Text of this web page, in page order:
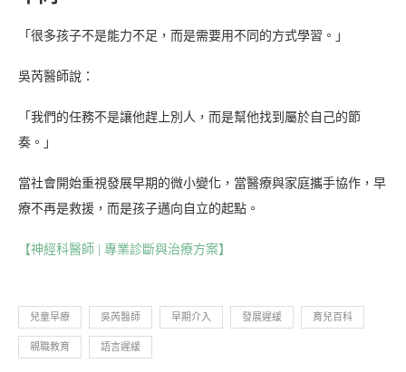
「很多孩子不是能力不足，而是需要用不同的方式學習。」
吳芮醫師說：
「我們的任務不是讓他趕上別人，而是幫他找到屬於自己的節
奏。」
當社會開始重視發展早期的微小變化，當醫療與家庭攜手協作，早
療不再是救援，而是孩子邁向自立的起點。
【神經科醫師 | 專業診斷與治療方案】
兒童早療 吳芮醫師 早期介入 發展遲緩 育兒百科
親職教育 語言遲緩